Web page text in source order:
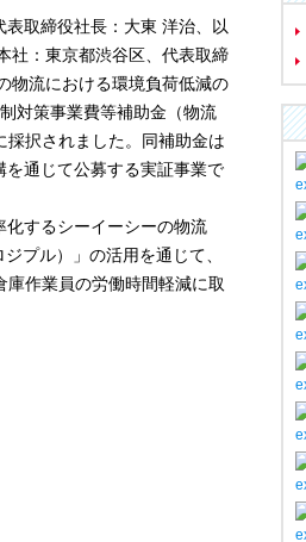
取締役社長：大東 洋治、以
社：東京都渋谷区、代表取締
流における環境負荷低減の
対策事業費等補助金（物流
択されました。同補助金は
通じて公募する実証事業で
するシーイーシーの物流
プル）」の活用を通じて、
作業員の労働時間軽減に取